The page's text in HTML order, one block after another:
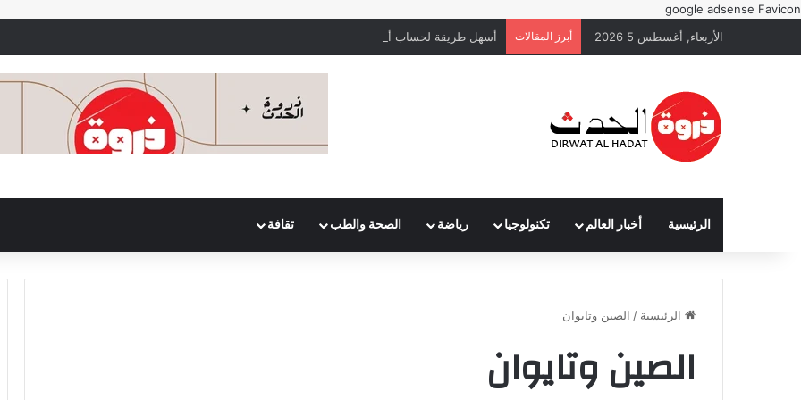
google adsense Favicon
الأربعاء, أغسطس 5 2026
أبرز المقالات أسهل طريقة لحساب أيام التبويض بدقة لتحقيق الحمل بشكل أسرع
الرئيسية أخبار العالم تكنولوجيا رياضة الصحة والطب تقافة
الرئيسية / الصين وتايوان
الصين وتايوان